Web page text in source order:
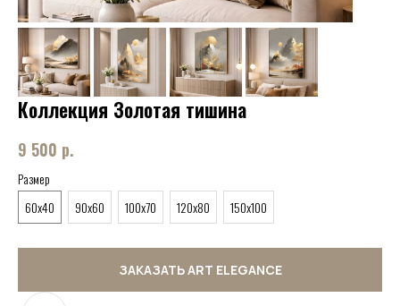
Коллекция Золотая тишина
9 500 р.
Размер
60x40
90x60 100x70 120x80 150x100
ЗАКАЗАТЬ ART ELEGANCE